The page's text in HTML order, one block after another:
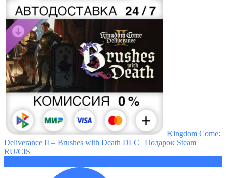
Kingdom Come:
Deliverance II – Brushes with Death DLC | Подарок Steam
RU/CIS